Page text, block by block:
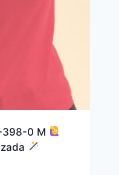
398-0 M